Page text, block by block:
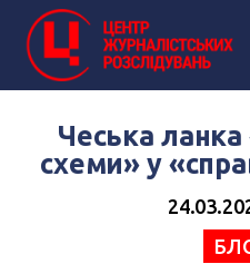
Чеська ланка
схеми» у